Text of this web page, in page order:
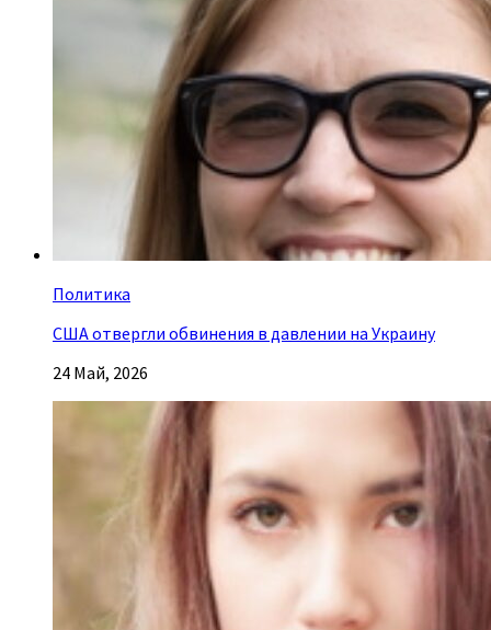
Политика
США отвергли обвинения в давлении на Украину
24 Май, 2026